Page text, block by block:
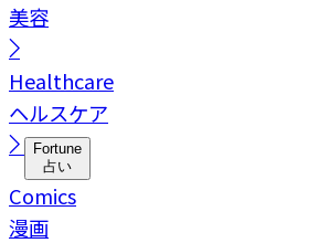
美容
Healthcare
ヘルスケア
Fortune
占い
Comics
漫画